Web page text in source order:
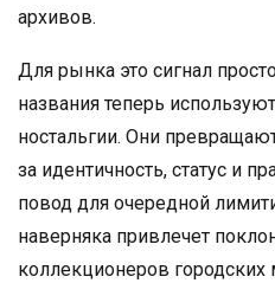
архивов.
Для рынка это сигнал
названия теперь
ностальгии. Они
за идентичность, статус и
повод для очередной
наверняка привлечет
коллекционеров городских